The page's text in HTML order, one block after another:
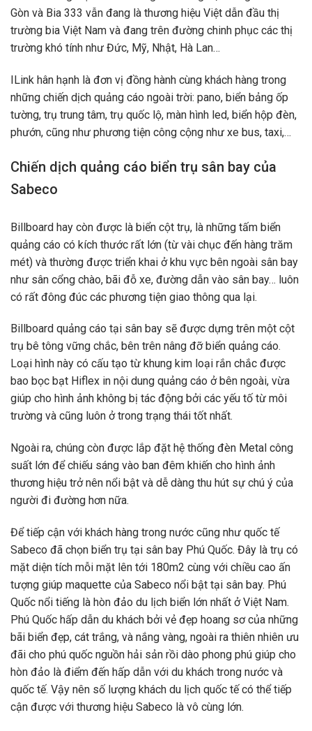
Gòn và Bia 333 vẫn đang là thương hiệu Việt dẫn đầu thị
trường bia Việt Nam và đang trên đường chinh phục các thị
trường khó tính như Đức, Mỹ, Nhật, Hà Lan…
ILink hân hạnh là đơn vị đồng hành cùng khách hàng trong
những chiến dịch quảng cáo ngoài trời: pano, biển bảng ốp
tường, trụ trung tâm, trụ quốc lộ, màn hình led, biển hộp đèn,
phướn, cũng như phương tiện công cộng như xe bus, taxi,…
Chiến dịch quảng cáo biển trụ sân bay của
Sabeco
Billboard hay còn được là biển cột trụ, là những tấm biển
quảng cáo có kích thước rất lớn (từ vài chục đến hàng trăm
mét) và thường được triển khai ở khu vực bên ngoài sân bay
như sân cổng chào, bãi đỗ xe, đường dẫn vào sân bay… luôn
có rất đông đúc các phương tiện giao thông qua lại.
Billboard quảng cáo tại sân bay sẽ được dựng trên một cột
trụ bê tông vững chắc, bên trên nâng đỡ biển quảng cáo.
Loại hình này có cấu tạo từ khung kim loại rắn chắc được
bao bọc bạt Hiflex in nội dung quảng cáo ở bên ngoài, vừa
giúp cho hình ảnh không bị tác động bởi các yếu tố từ môi
trường và cũng luôn ở trong trạng thái tốt nhất.
Ngoài ra, chúng còn được lắp đặt hệ thống đèn Metal công
suất lớn để chiếu sáng vào ban đêm khiến cho hình ảnh
thương hiệu trở nên nổi bật và dễ dàng thu hút sự chú ý của
người đi đường hơn nữa.
Để tiếp cận với khách hàng trong nước cũng như quốc tế
Sabeco đã chọn biển trụ tại sân bay Phú Quốc. Đây là trụ có
mặt diện tích mỗi mặt lên tới 180m2 cùng với chiều cao ấn
tượng giúp maquette của Sabeco nổi bật tại sân bay. Phú
Quốc nổi tiếng là hòn đảo du lịch biển lớn nhất ở Việt Nam.
Phú Quốc hấp dẫn du khách bởi vẻ đẹp hoang sơ của những
bãi biển đẹp, cát trắng, và nắng vàng, ngoài ra thiên nhiên ưu
đãi cho phú quốc nguồn hải sản rồi dào phong phú giúp cho
hòn đảo là điểm đến hấp dẫn với du khách trong nước và
quốc tế. Vậy nên số lượng khách du lịch quốc tế có thể tiếp
cận được với thương hiệu Sabeco là vô cùng lớn.